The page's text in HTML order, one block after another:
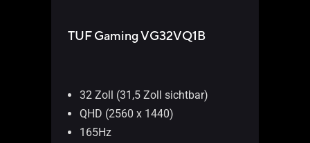
TUF Gaming VG32VQ1B
32 Zoll (31,5 Zoll sichtbar)
QHD (2560 x 1440)
165Hz